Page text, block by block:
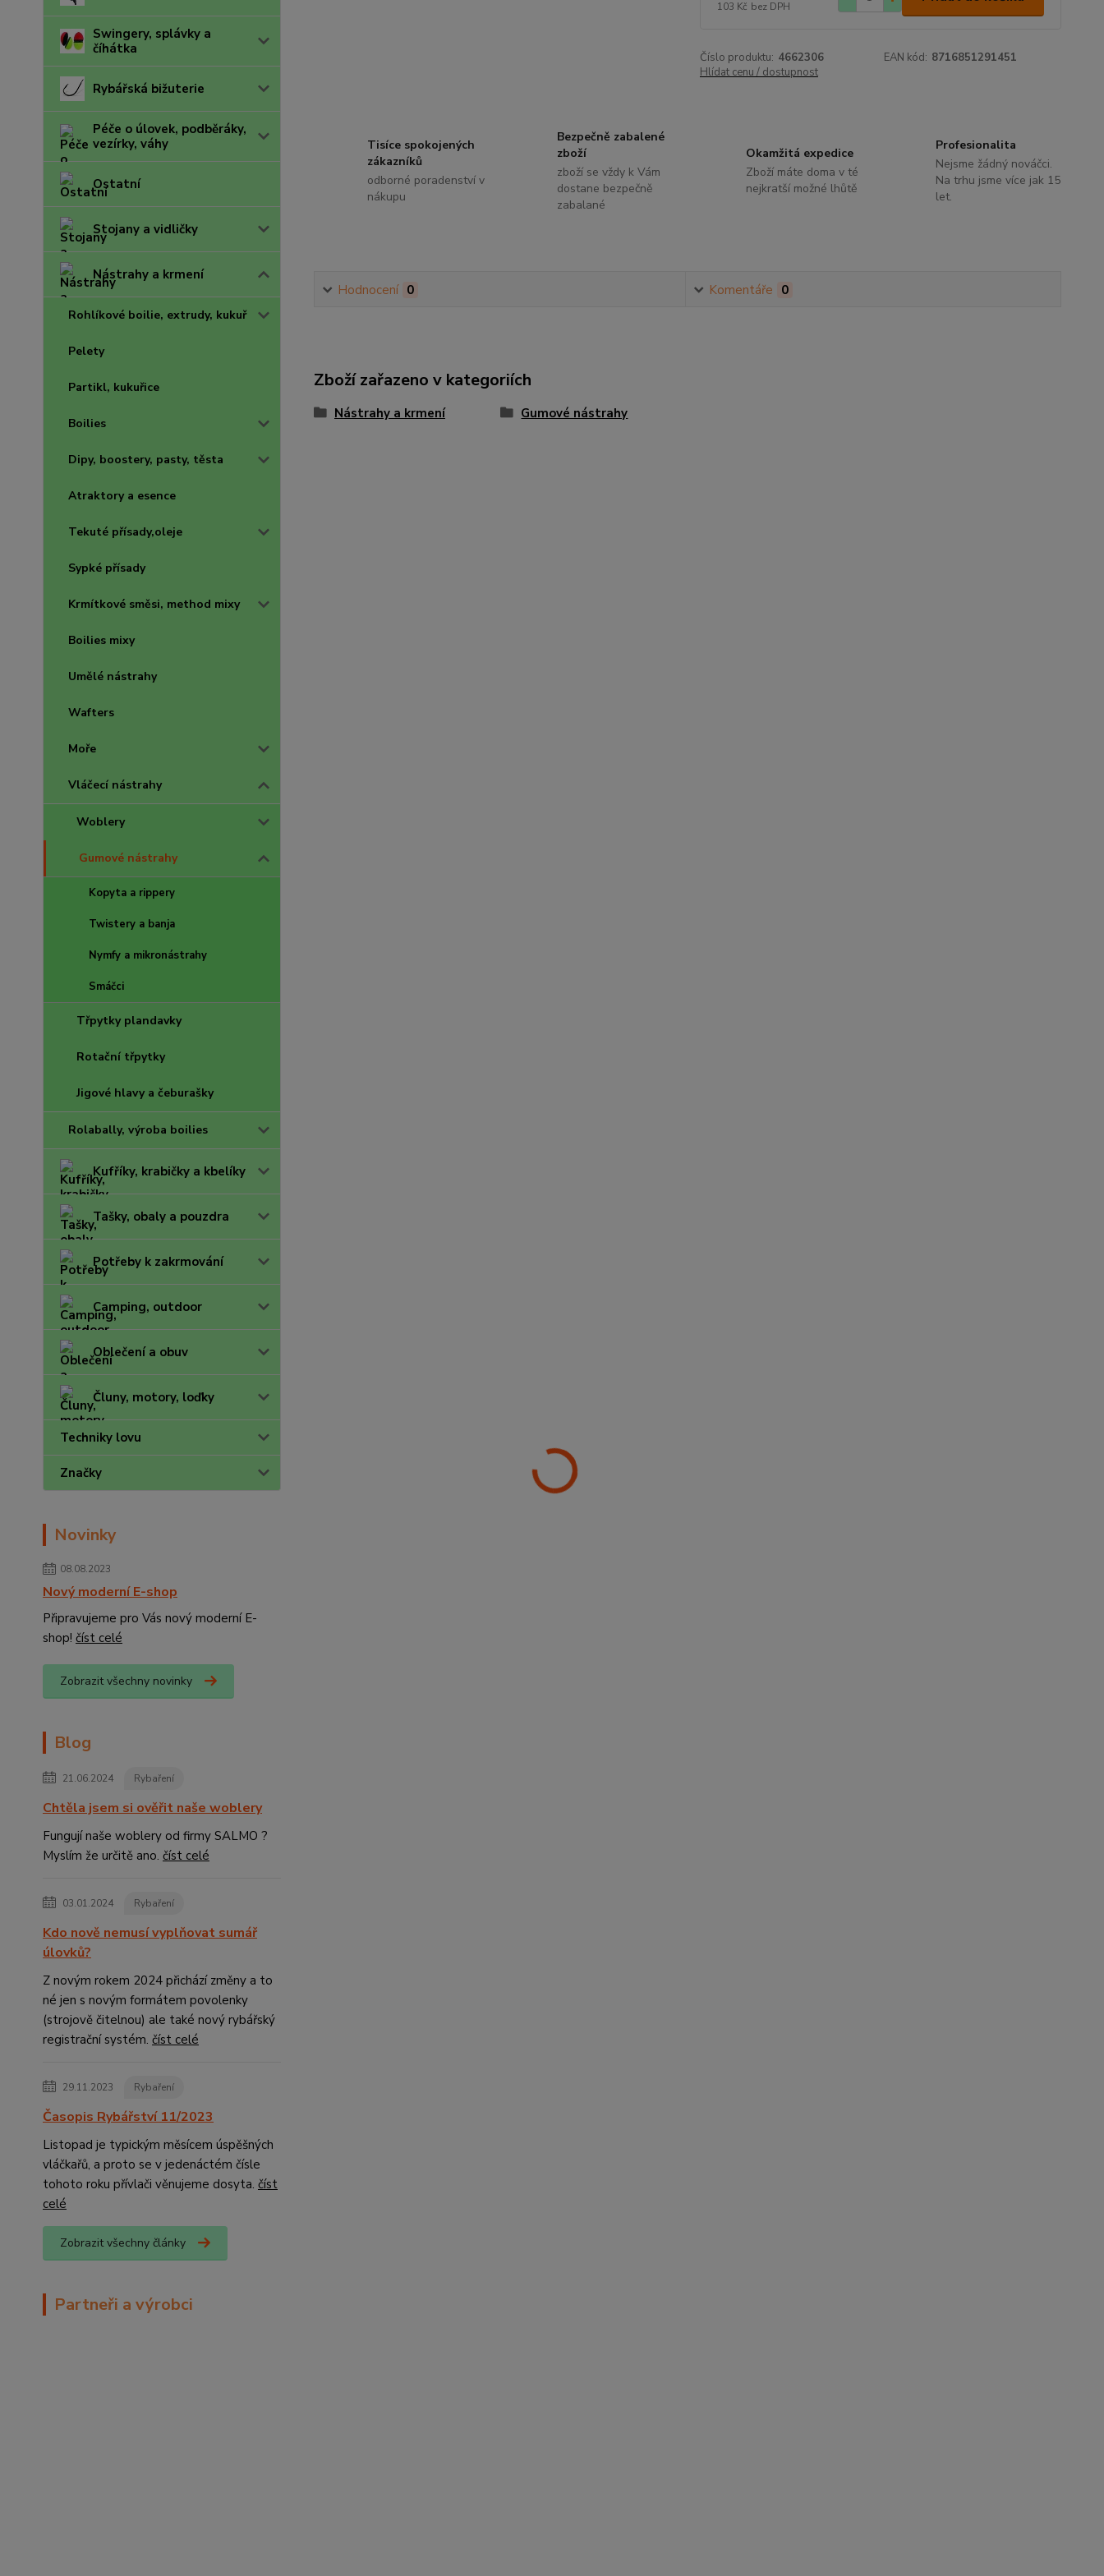
Swingery, splávky a
číhátka
Rybářská bižuterie
Péče o úlovek, podběráky,
vezírky, váhy
Ostatní
Stojany a vidličky
Nástrahy a krmení
Rohlíkové boilie, extrudy, kukuř
Pelety
Partikl, kukuřice
Boilies
Dipy, boostery, pasty, těsta
Atraktory a esence
Tekuté přísady,oleje
Sypké přísady
Krmítkové směsi, method mixy
Boilies mixy
Umělé nástrahy
Wafters
Moře
Vláčecí nástrahy
Woblery
Gumové nástrahy
Kopyta a rippery
Twistery a banja
Nymfy a mikronástrahy
Smáčci
Třpytky plandavky
Rotační třpytky
Jigové hlavy a čeburašky
Rolabally, výroba boilies
Kufříky, krabičky a kbelíky
Tašky, obaly a pouzdra
Potřeby k zakrmování
Camping, outdoor
Oblečení a obuv
Čluny, motory, loďky
Techniky lovu
Značky
Novinky
08.08.2023
Nový moderní E-shop
Připravujeme pro Vás nový moderní E-
shop! číst celé
Zobrazit všechny novinky
Blog
21.06.2024 Rybaření
Chtěla jsem si ověřit naše woblery
Fungují naše woblery od firmy SALMO ?
Myslím že určitě ano. číst celé
03.01.2024 Rybaření
Kdo nově nemusí vyplňovat sumář
úlovků?
Z novým rokem 2024 přichází změny a to
né jen s novým formátem povolenky
(strojově čitelnou) ale také nový rybářský
registrační systém. číst celé
29.11.2023 Rybaření
Časopis Rybářství 11/2023
Listopad je typickým měsícem úspěšných
vláčkařů, a proto se v jedenáctém čísle
tohoto roku přívlači věnujeme dosyta. číst
celé
Zobrazit všechny články
Partneři a výrobci
103 Kč bez DPH
Číslo produktu: 4662306 EAN kód: 8716851291451
Hlídat cenu / dostupnost
Tisíce spokojených
zákazníků
odborné poradenství v
nákupu
Bezpečně zabalené
zboží
zboží se vždy k Vám
dostane bezpečně
zabalané
Okamžitá expedice
Zboží máte doma v té
nejkratší možné lhůtě
Profesionalita
Nejsme žádný nováčci.
Na trhu jsme více jak 15
let.
Hodnocení 0 Komentáře 0
Zboží zařazeno v kategoriích
Nástrahy a krmení Gumové nástrahy